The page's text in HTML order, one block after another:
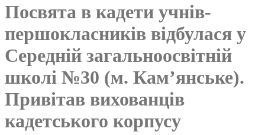
Посвята в кадети учнів-
першокласників відбулася у
Середній загальноосвітній
школі №30 (м. Кам’янське).
Привітав вихованців
кадетського корпусу